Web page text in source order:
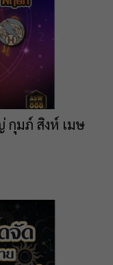
กุมภ์ สิงห์ เมษ